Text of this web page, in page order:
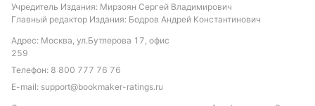
Учредитель Издания: Мирзоян Сергей Владимирович
Главный редактор Издания: Бодров Андрей Константинович
Адрес: Москва, ул.Бутлерова 17, офис
259
Телефон: 8 800 777 76 76
E-mail: support@bookmaker-ratings.ru